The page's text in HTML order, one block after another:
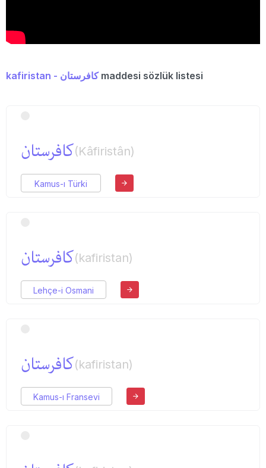
kafiristan - كافرستانmaddesi sözlük listesi
كافرستان(Kâfiristân)
Kamus-ı Türki
كافرستان(kafiristan)
Lehçe-i Osmani
كافرستان(kafiristan)
Kamus-ı Fransevi